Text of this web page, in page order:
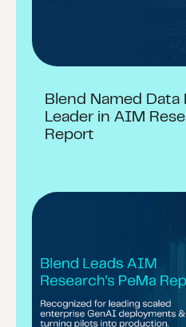
Blend Named Data
Leader in AIM
Report